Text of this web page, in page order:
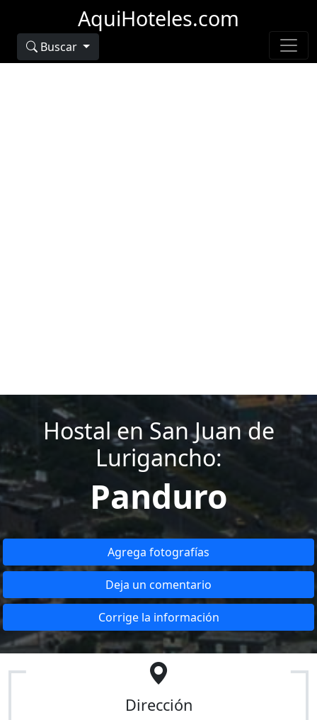
AquiHoteles.com
Buscar
Hostal en San Juan de
Lurigancho:
Panduro
Agrega fotografías
Deja un comentario
Corrige la información
Dirección